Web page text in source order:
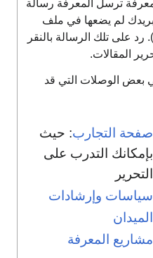
ترسل المعرفة رسالة
لم يضعها في ملف
تلك الرسالة بالنقر
الوصلات التي قد
التجارب: حيث
التدرب على
وإرشادات
المعرفة